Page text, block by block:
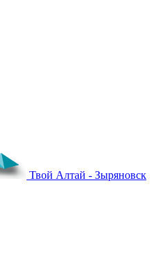
Твой Алтай - Зыряновск